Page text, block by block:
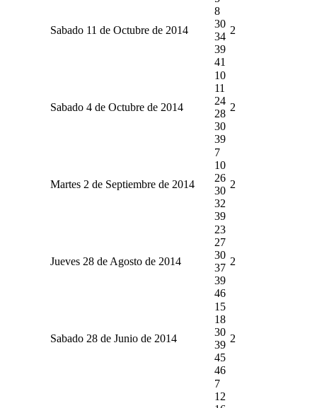
Sabado 11 de Octubre de 2014
8
30
34
39
41
2
Sabado 4 de Octubre de 2014
10
11
24
28
30
39
2
Martes 2 de Septiembre de 2014
7
10
26
30
32
39
2
Jueves 28 de Agosto de 2014
23
27
30
37
39
46
2
Sabado 28 de Junio de 2014
15
18
30
39
45
46
2
7
12